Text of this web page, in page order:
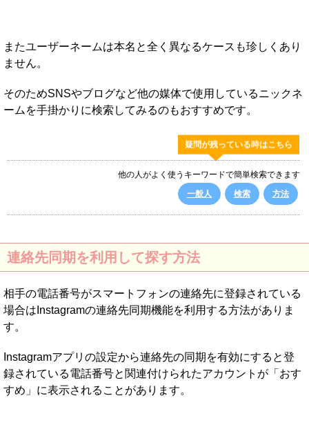
またユーザーネームは本名と全く異なるケースも珍しくあり
ません。
そのためSNSやブログなど他の媒体で使用しているニックネ
ームを手掛かりに検索してみるのもおすすめです。
疑問が残っている時はこちら
他の人がよく使うキーワードで簡単検索できます
一般人
検索 方法
連絡先同期を利用して探す方法
相手の電話番号がスマートフォンの連絡先に登録されている
場合はInstagramの連絡先同期機能を利用する方法がありま
す。
Instagramアプリの設定から連絡先の同期を有効にすると登
録されている電話番号と関連付けられたアカウントが「おす
すめ」に表示されることがあります。